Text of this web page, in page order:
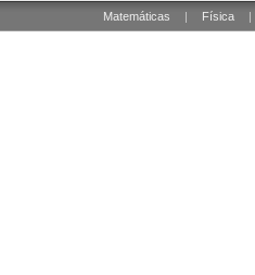
Matemáticas | Física |